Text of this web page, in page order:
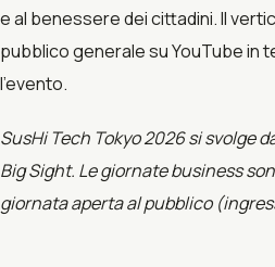
e al benessere dei cittadini. Il
pubblico generale su YouTube in
l’evento.
SusHi Tech Tokyo 2026 si svolge
Big Sight. Le giornate business
giornata aperta al pubblico